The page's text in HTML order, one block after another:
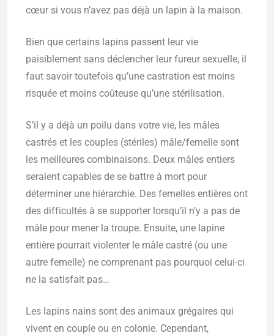
cœur si vous n’avez pas déjà un lapin à la maison.
Bien que certains lapins passent leur vie
paisiblement sans déclencher leur fureur sexuelle, il
faut savoir toutefois qu’une castration est moins
risquée et moins coûteuse qu’une stérilisation.
S’il y a déjà un poilu dans votre vie, les mâles
castrés et les couples (stériles) mâle/femelle sont
les meilleures combinaisons. Deux mâles entiers
seraient capables de se battre à mort pour
déterminer une hiérarchie. Des femelles entières ont
des difficultés à se supporter lorsqu’il n’y a pas de
mâle pour mener la troupe. Ensuite, une lapine
entière pourrait violenter le mâle castré (ou une
autre femelle) ne comprenant pas pourquoi celui-ci
ne la satisfait pas…
Les lapins nains sont des animaux grégaires qui
vivent en couple ou en colonie. Cependant,